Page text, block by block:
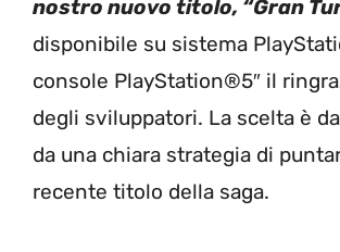
nostro nuovo titolo, “Gran
disponibile su sistema
console PlayStation®5″ il
degli sviluppatori. La scelta è
da una chiara strategia di
recente titolo della saga.